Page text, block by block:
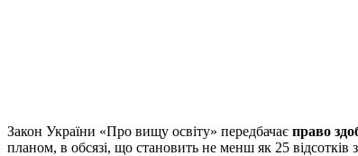
Закон України «Про вищу освіту» передбачає право
планом, в обсязі, що становить не менш як 25 відсотків